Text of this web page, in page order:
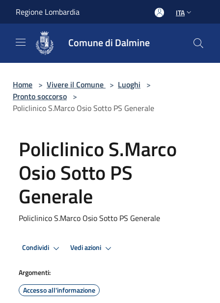
Regione Lombardia ITA
Comune di Dalmine
Home > Vivere il Comune > Luoghi >
Pronto soccorso >
Policlinico S.Marco Osio Sotto PS Generale
Policlinico S.Marco
Osio Sotto PS
Generale
Policlinico S.Marco Osio Sotto PS Generale
Condividi Vedi azioni
Argomenti:
Accesso all'informazione